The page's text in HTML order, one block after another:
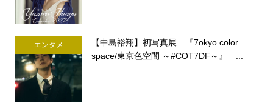
エンタメ
【中島裕翔】初写真展 『7okyo color
space/東京色空間 ～#COT7DF～』 ...